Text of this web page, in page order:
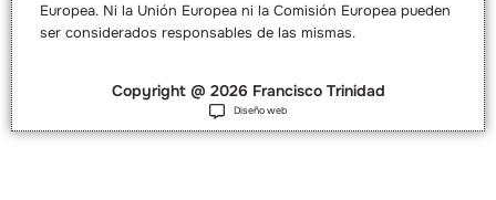
Europea. Ni la Unión Europea ni la Comisión Europea pueden
ser considerados responsables de las mismas.
Copyright @ 2026 Francisco Trinidad
Diseño web